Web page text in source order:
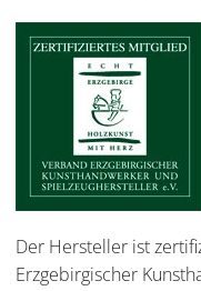
Der Hersteller ist
Erzgebirgischer